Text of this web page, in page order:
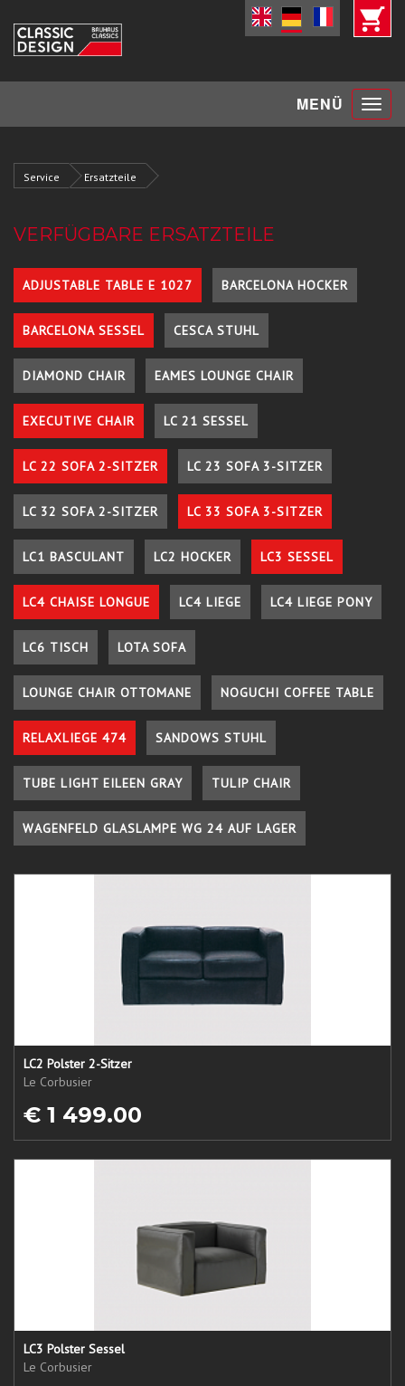
MENÜ Toggle
Service Ersatzteile
VERFÜGBARE ERSATZTEILE
ADJUSTABLE TABLE E 1027 BARCELONA HOCKER
BARCELONA SESSEL CESCA STUHL
DIAMOND CHAIR EAMES LOUNGE CHAIR
EXECUTIVE CHAIR LC 21 SESSEL
LC 22 SOFA 2-SITZER LC 23 SOFA 3-SITZER
LC 32 SOFA 2-SITZER LC 33 SOFA 3-SITZER
LC1 BASCULANT LC2 HOCKER LC3 SESSEL
LC4 CHAISE LONGUE LC4 LIEGE LC4 LIEGE PONY
LC6 TISCH LOTA SOFA
LOUNGE CHAIR OTTOMANE NOGUCHI COFFEE TABLE
RELAXLIEGE 474 SANDOWS STUHL
TUBE LIGHT EILEEN GRAY TULIP CHAIR
WAGENFELD GLASLAMPE WG 24 AUF LAGER
LC2 Polster 2-Sitzer
Le Corbusier
€ 1 499.00
LC3 Polster Sessel
Le Corbusier